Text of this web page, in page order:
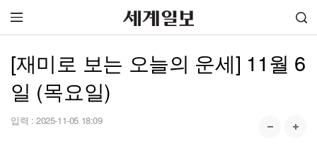
[재미로 보는 오늘의 운세] 11월 6
일 (목요일)
입력 : 2025-11-05 18:09